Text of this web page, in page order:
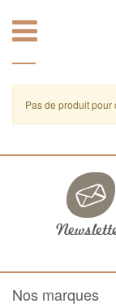
Pas de produit pour
Nos marques